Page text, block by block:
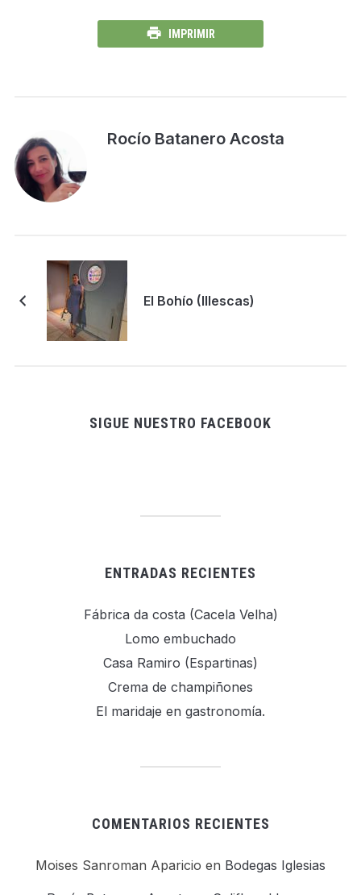
IMPRIMIR
Rocío Batanero Acosta
El Bohío (Illescas)
SIGUE NUESTRO FACEBOOK
ENTRADAS RECIENTES
Fábrica da costa (Cacela Velha)
Lomo embuchado
Casa Ramiro (Espartinas)
Crema de champiñones
El maridaje en gastronomía.
COMENTARIOS RECIENTES
Moises Sanroman Aparicio en Bodegas Iglesias